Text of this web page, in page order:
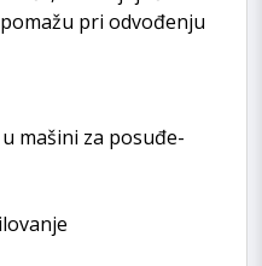
pri odvođenju
mašini za posuđe-